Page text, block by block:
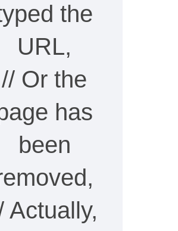
the
URL,
// Or the
has
been
Actually,